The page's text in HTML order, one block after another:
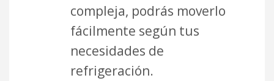
compleja, podrás moverlo
fácilmente según tus
necesidades de
refrigeración.